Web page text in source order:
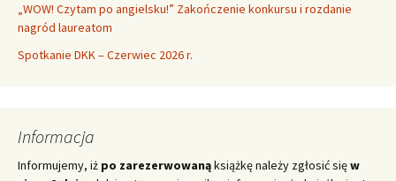
„WOW! Czytam po angielsku!” Zakończenie konkursu i rozdanie
nagród laureatom
Spotkanie DKK – Czerwiec 2026 r.
Informacja
Informujemy, iż po zarezerwowanąksiążkę należy zgłosić sięw